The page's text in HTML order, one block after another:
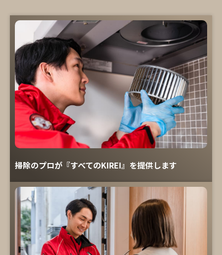
掃除のプロが『すべてのKIREI』を提供します